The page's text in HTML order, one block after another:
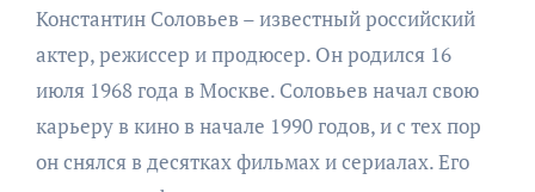
Константин Соловьев – известный российский
актер, режиссер и продюсер. Он родился 16
июля 1968 года в Москве. Соловьев начал свою
карьеру в кино в начале 1990 годов, и с тех пор
он снялся в десятках фильмах и сериалах. Его